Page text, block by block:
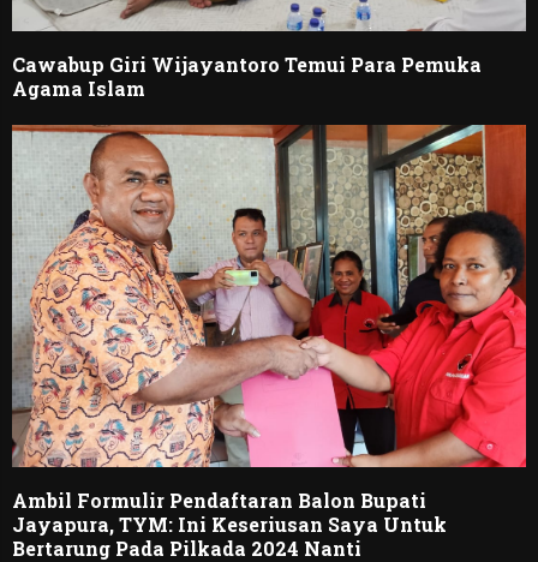
Cawabup Giri Wijayantoro Temui Para Pemuka
Agama Islam
Ambil Formulir Pendaftaran Balon Bupati
Jayapura, TYM: Ini Keseriusan Saya Untuk
Bertarung Pada Pilkada 2024 Nanti